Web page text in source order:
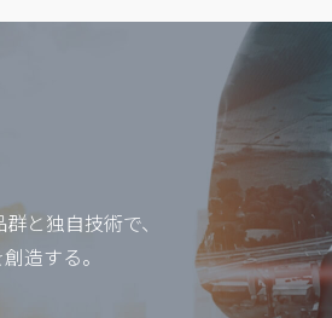
と独自技術で、
造する。